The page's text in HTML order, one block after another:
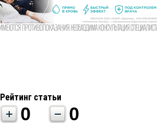
Рейтинг статьи
0 0